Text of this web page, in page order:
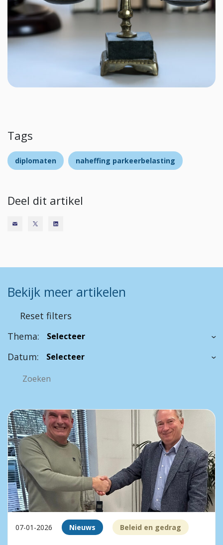
Tags
diplomaten naheffing parkeerbelasting
Deel dit artikel
Bekijk meer artikelen
Reset filters
Thema:
Datum:
07-01-2026 Nieuws Beleid en gedrag